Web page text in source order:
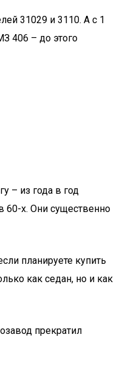
31029 и 3110. А с 1
406 – до этого
– из года в год
60-х. Они существенно
планируете купить
как седан, но и как
прекратил